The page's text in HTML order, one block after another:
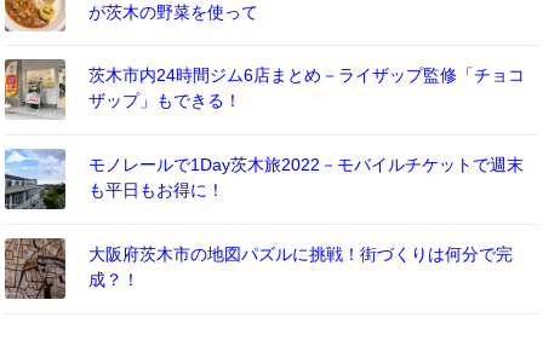
が茨木の野菜を使って
茨木市内24時間ジム6店まとめ－ライザップ監修「チョコ
ザップ」もできる！
モノレールで1Day茨木旅2022－モバイルチケットで週末
も平日もお得に！
大阪府茨木市の地図パズルに挑戦！街づくりは何分で完
成？！